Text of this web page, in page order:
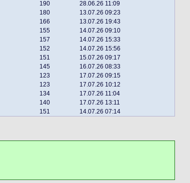
190 28.06.26 11:09
180 13.07.26 09:23
166 13.07.26 19:43
155 14.07.26 09:10
157 14.07.26 15:33
152 14.07.26 15:56
151 15.07.26 09:17
145 16.07.26 08:33
123 17.07.26 09:15
123 17.07.26 10:12
134 17.07.26 11:04
140 17.07.26 13:11
151 14.07.26 07:14